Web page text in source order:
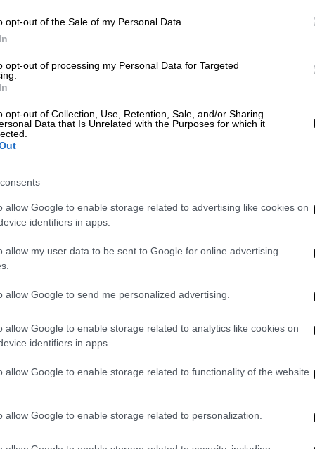
opt-out of the Sale of my Personal Data.
opt-out of processing my Personal Data for Targeted
opt-out of Collection, Use, Retention, Sale, and/or Sharing
Data that Is Unrelated with the Purposes for which it
allow Google to enable storage related to advertising like cookies on
identifiers in apps.
allow my user data to be sent to Google for online advertising
allow Google to send me personalized advertising.
allow Google to enable storage related to analytics like cookies on
identifiers in apps.
allow Google to enable storage related to functionality of the website
allow Google to enable storage related to personalization.
Ανατολή και Αφρική.
ειδήσεων του OPEN ο Μίλτος
υπάρχουν έντονη ανησυχία και φόβοι
υπήρχαν και οι
από το Λιμενικό Σώμα και δύο άτομα
εκείνοι ήταν οι διακινητές που